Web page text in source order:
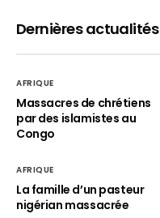
Dernières actualités
AFRIQUE
Massacres de chrétiens
par des islamistes au
Congo
AFRIQUE
La famille d’un pasteur
nigérian massacrée